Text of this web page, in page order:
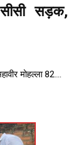
सड़क,
मोहल्ला 82....